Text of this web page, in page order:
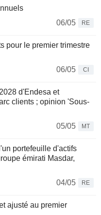
06/05
RE
pour le premier trimestre
06/05
CI
d'Endesa et
clients ; opinion 'Sous-
05/05
MT
portefeuille d'actifs
émirati Masdar,
04/05
RE
ajusté au premier